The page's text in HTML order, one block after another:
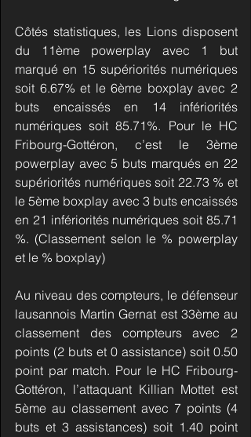
Côtés statistiques, les Lions disposent
du 11ème powerplay avec 1 but
marqué en 15 supériorités numériques
soit 6.67% et le 6ème boxplay avec 2
buts encaissés en 14 infériorités
numériques soit 85.71%. Pour le HC
Fribourg-Gottéron, c’est le 3ème
powerplay avec 5 buts marqués en 22
supériorités numériques soit 22.73 % et
le 5ème boxplay avec 3 buts encaissés
en 21 infériorités numériques soit 85.71
%. (Classement selon le % powerplay
et le % boxplay)
Au niveau des compteurs, le défenseur
lausannois Martin Gernat est 33ème au
classement des compteurs avec 2
points (2 buts et 0 assistance) soit 0.50
point par match. Pour le HC Fribourg-
Gottéron, l’attaquant Killian Mottet est
5ème au classement avec 7 points (4
buts et 3 assistances) soit 1.40 point